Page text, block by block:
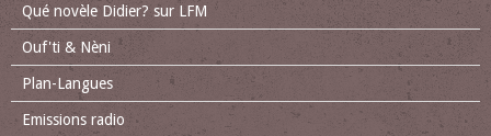
Qué novèle Didier? sur LFM
Ouf'ti & Nèni
Plan-Langues
Emissions radio